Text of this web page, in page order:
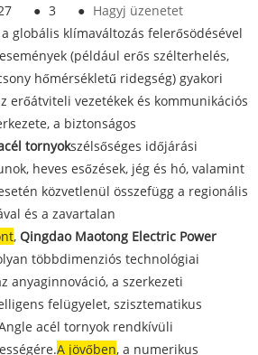
● 3 ● Hagyj üzenetet
a globális klímaváltozás felerősödésével
(például erős szélterhelés,
hőmérsékletű ridegség) gyakori
erőátviteli vezetékek és kommunikációs
a biztonságos
tornyokszélsőséges időjárási
heves esőzések, jég és hó, valamint
közvetlenül összefügg a regionális
és a zavartalan
, Qingdao Maotong Electric Power
többdimenziós technológiai
anyaginnováció, a szerkezeti
felügyelet, szisztematikus
acél tornyok rendkívüli
A jövőben, a numerikus